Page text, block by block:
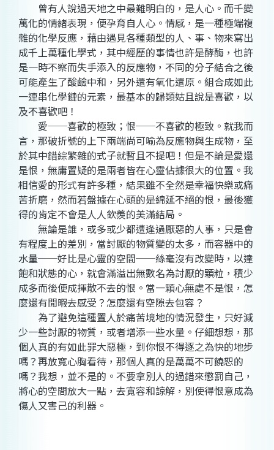
曾有人說過天地之中最難明白的，是人心。而千變
萬化的情緒表現，便孕育自人心。情感，是一種極端複
雜的化學反應，藉由遇見各種類型的人、事、物來寫出
成千上萬種化學式，其中經歷的事情也許是酵酶，也許
是一時不察而失手添入的反應物，不同的分子結合之後
可能產生了酸鹼中和，另外還有氧化還原。組合成如此
一連串化學鏈的元素，最基本的歸類姑且說是喜歡，以
及不喜歡吧！
愛──喜歡的極致；恨──不喜歡的極致。就我而
言，那破折號的上下兩端尚可喻為反應物與生成物，至
於其中錯綜繁雜的式子就暫且不提吧！但是不論是愛還
是恨，無庸置疑的是兩者皆在心靈佔據很大的位置。我
相信愛的形式有許多種，結果雖不全然是幸福快樂或痛
苦折磨，然而若盤據在心頭的是綿延不絕的恨，最後獲
得的肯定不會是人人欽羨的美滿結局。
無論是誰，或多或少都遭逢過厭惡的人事，只是會
有程度上的差別，當討厭的物質變的太多，而容器中的
水量──好比是心靈的空間──絲毫沒有改變時，以達
飽和狀態的心，就會滿溢出無數名為討厭的顆粒，積少
成多而後便成揮散不去的恨。當一顆心無處不是恨，怎
麼還有閒暇去感受？怎麼還有空隙去包容？
為了避免這種置人於痛苦境地的情況發生，只好減
少一些討厭的物質，或者增添一些水量。仔細想想，那
個人真的有如此罪大惡極，到你恨不得逐之為快的地步
嗎？再放寬心胸看待，那個人真的是萬萬不可饒恕的
嗎？我想，並不是的。不要拿別人的過錯來懲罰自己，
將心的空間放大一點，去寬容和諒解，別使得恨意成為
傷人又害己的利器。